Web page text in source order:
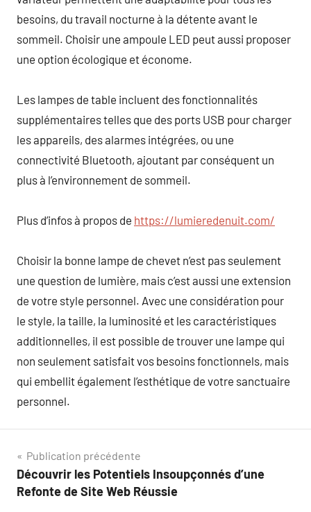
besoins, du travail nocturne à la détente avant le
sommeil. Choisir une ampoule LED peut aussi proposer
une option écologique et économe.
Les lampes de table incluent des fonctionnalités
supplémentaires telles que des ports USB pour charger
les appareils, des alarmes intégrées, ou une
connectivité Bluetooth, ajoutant par conséquent un
plus à l’environnement de sommeil.
Plus d’infos à propos de https://lumieredenuit.com/
Choisir la bonne lampe de chevet n’est pas seulement
une question de lumière, mais c’est aussi une extension
de votre style personnel. Avec une considération pour
le style, la taille, la luminosité et les caractéristiques
additionnelles, il est possible de trouver une lampe qui
non seulement satisfait vos besoins fonctionnels, mais
qui embellit également l’esthétique de votre sanctuaire
personnel.
Navigation
de
Publication précédente
Découvrir les Potentiels Insoupçonnés d’une
Refonte de Site Web Réussie